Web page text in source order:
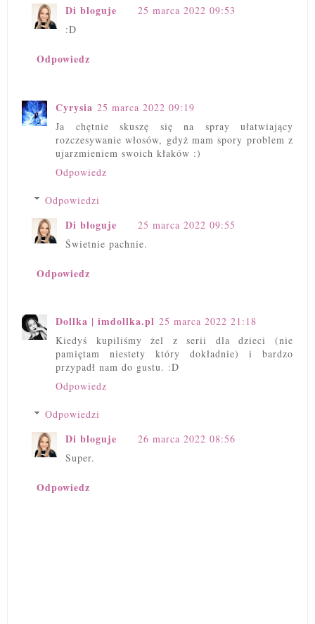
Di bloguje
25 marca 2022 09:53
:D
Odpowiedz
Cyrysia 25 marca 2022 09:19
Ja chętnie skuszę się na spray ułatwiający
rozczesywanie włosów, gdyż mam spory problem z
ujarzmieniem swoich kłaków :)
Odpowiedz
Odpowiedzi
Di bloguje
25 marca 2022 09:55
Świetnie pachnie.
Odpowiedz
Dollka | imdollka.pl 25 marca 2022 21:18
Kiedyś kupiliśmy żel z serii dla dzieci (nie
pamiętam niestety który dokładnie) i bardzo
przypadł nam do gustu. :D
Odpowiedz
Odpowiedzi
Di bloguje
26 marca 2022 08:56
Super.
Odpowiedz